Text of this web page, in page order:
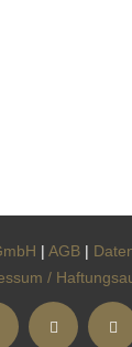
| AGB |
/